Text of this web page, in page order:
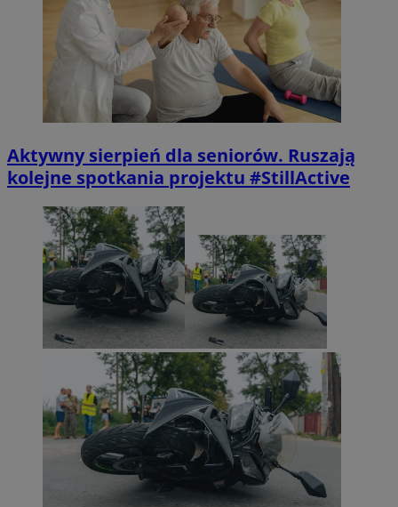
Aktywny sierpień dla seniorów. Ruszają
kolejne spotkania projektu #StillActive